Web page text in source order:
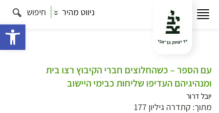
ניווט מהיר חיפוש
עם הספר – כשהחלוצים חברי הקיבוץ רצו בית
ומנהיגיהם העדיפו שליחות כבימי היישוב
יובל דרור
מתוך: קתדרה גיליון 177